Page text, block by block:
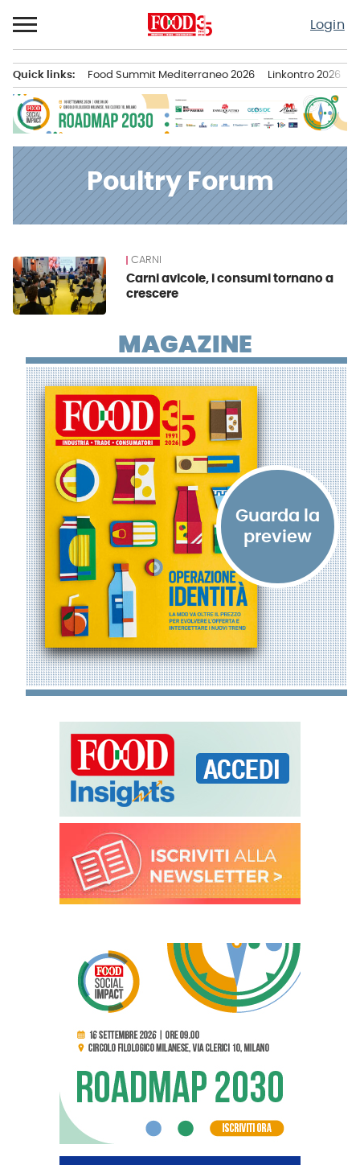
al
contenuto
Login
principale
Quick links: Food Summit Mediterraneo 2026 Linkontro 2026
Poultry Forum
News CARNI
Carni avicole, i consumi tornano a
crescere
MAGAZINE